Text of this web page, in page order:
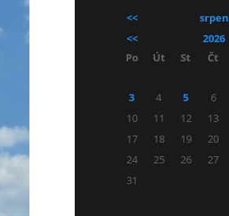
<< srpen
<<
2026
Po
Út St Čt
3
4 5 6
10
11 12 13
17
18 19 20
24
25 26 27
31